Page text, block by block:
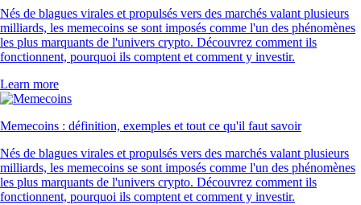
Nés de blagues virales et propulsés vers des marchés valant plusieurs
milliards, les memecoins se sont imposés comme l'un des phénomènes
les plus marquants de l'univers crypto. Découvrez comment ils
fonctionnent, pourquoi ils comptent et comment y investir.
Learn more
Memecoins : définition, exemples et tout ce qu'il faut savoir
Nés de blagues virales et propulsés vers des marchés valant plusieurs
milliards, les memecoins se sont imposés comme l'un des phénomènes
les plus marquants de l'univers crypto. Découvrez comment ils
fonctionnent, pourquoi ils comptent et comment y investir.